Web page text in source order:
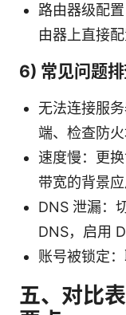
路由器级配
由器上直接
6) 常见问题
无法连接服
端、检查防
速度慢：更
带宽的背景
DNS 泄漏：
DNS，启用
账号被锁定
五、对比